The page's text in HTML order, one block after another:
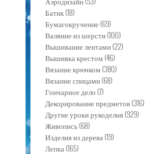
Батик(18)
Бумагокручение(69)
Валяние из шерсти(100)
Вышивание лентами(22)
Вышивка крестом(46)
Вязание крючком(380)
Вязание спицами(68)
Гончарное дело(7)
Декорирование предметов(316)
Другие уроки рукоделия(929)
Живопись(68)
Изделия из дерева(19)
Лепка(165)